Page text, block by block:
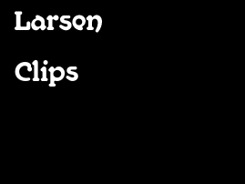
Fil d’ariane
Clips